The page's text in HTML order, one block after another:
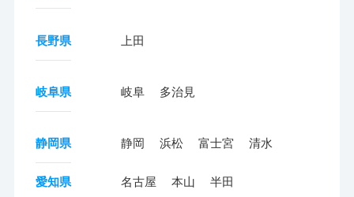
長野県 上田
岐阜県 岐阜 多治見
静岡県 静岡 浜松 富士宮 清水
愛知県 名古屋 本山 半田